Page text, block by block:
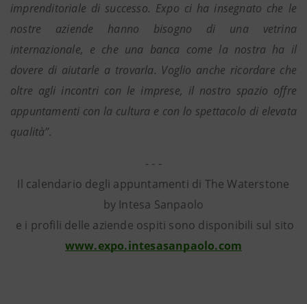
imprenditoriale di successo. Expo ci ha insegnato che le
nostre aziende hanno bisogno di una vetrina
internazionale, e che una banca come la nostra ha il
dovere di aiutarle a trovarla. Voglio anche ricordare che
oltre agli incontri con le imprese, il nostro spazio offre
appuntamenti con la cultura e con lo spettacolo di elevata
qualità”.
- - -
Il calendario degli appuntamenti di The Waterstone
by Intesa Sanpaolo
e i profili delle aziende ospiti sono disponibili sul sito
www.expo.intesasanpaolo.com